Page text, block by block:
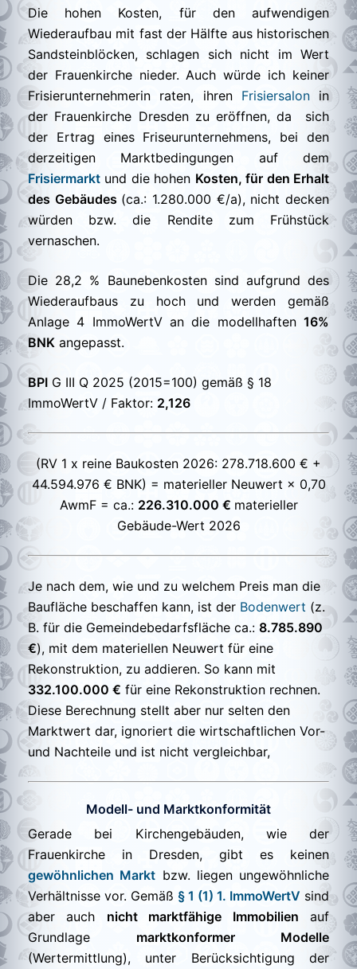
Die hohen Kosten, für den aufwendigen
Wiederaufbau mit fast der Hälfte aus historischen
Sandsteinblöcken, schlagen sich nicht im Wert
der Frauenkirche nieder. Auch würde ich keiner
Frisierunternehmerin raten, ihren Frisiersalonin
der Frauenkirche Dresden zu eröffnen, da sich
der Ertrag eines Friseurunternehmens, bei den
derzeitigen Marktbedingungen auf dem
Frisiermarkt und die hohen Kosten, für den Erhalt
des Gebäudes (ca.: 1.280.000 €/a), nicht decken
würden bzw. die Rendite zum Frühstück
vernaschen.
Die 28,2 % Baunebenkosten sind aufgrund des
Wiederaufbaus zu hoch und werden gemäß
Anlage 4 ImmoWertV an die modellhaften 16%
BNK angepasst.
BPI G III Q 2025 (2015=100) gemäß § 18
ImmoWertV / Faktor: 2,126
(RV 1 x reine Baukosten 2026: 278.718.600 € +
44.594.976 € BNK) = materieller Neuwert × 0,70
AwmF = ca.: 226.310.000 € materieller
Gebäude-Wert 2026
Je nach dem, wie und zu welchem Preis man die
Baufläche beschaffen kann, ist der Bodenwert (z.
B. für die Gemeindebedarfsfläche ca.: 8.785.890
€), mit dem materiellen Neuwert für eine
Rekonstruktion, zu addieren. So kann mit
332.100.000 € für eine Rekonstruktion rechnen.
Diese Berechnung stellt aber nur selten den
Marktwert dar, ignoriert die wirtschaftlichen Vor-
und Nachteile und ist nicht vergleichbar,
Modell- und Marktkonformität
Gerade bei Kirchengebäuden, wie der
Frauenkirche in Dresden, gibt es keinen
gewöhnlichen Markt bzw. liegen ungewöhnliche
Verhältnisse vor. Gemäß § 1 (1) 1. ImmoWertV sind
aber auch nicht marktfähige Immobilien auf
Grundlage marktkonformer Modelle
(Wertermittlung), unter Berücksichtigung der